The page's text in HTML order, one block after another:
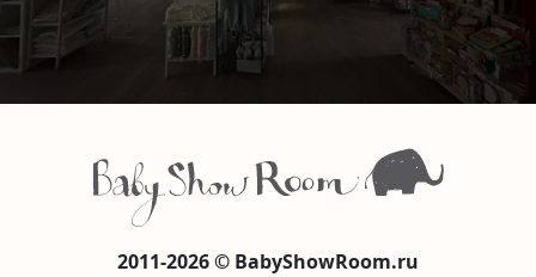
2011-2026 © BabyShowRoom.ru